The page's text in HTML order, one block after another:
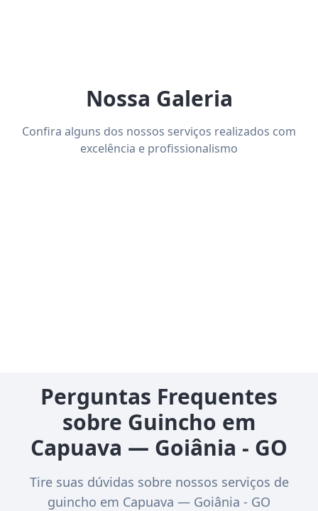
Nossa Galeria
Confira alguns dos nossos serviços realizados com
excelência e profissionalismo
Perguntas Frequentes
sobre Guincho em
Capuava — Goiânia - GO
Tire suas dúvidas sobre nossos serviços de
guincho em Capuava — Goiânia - GO